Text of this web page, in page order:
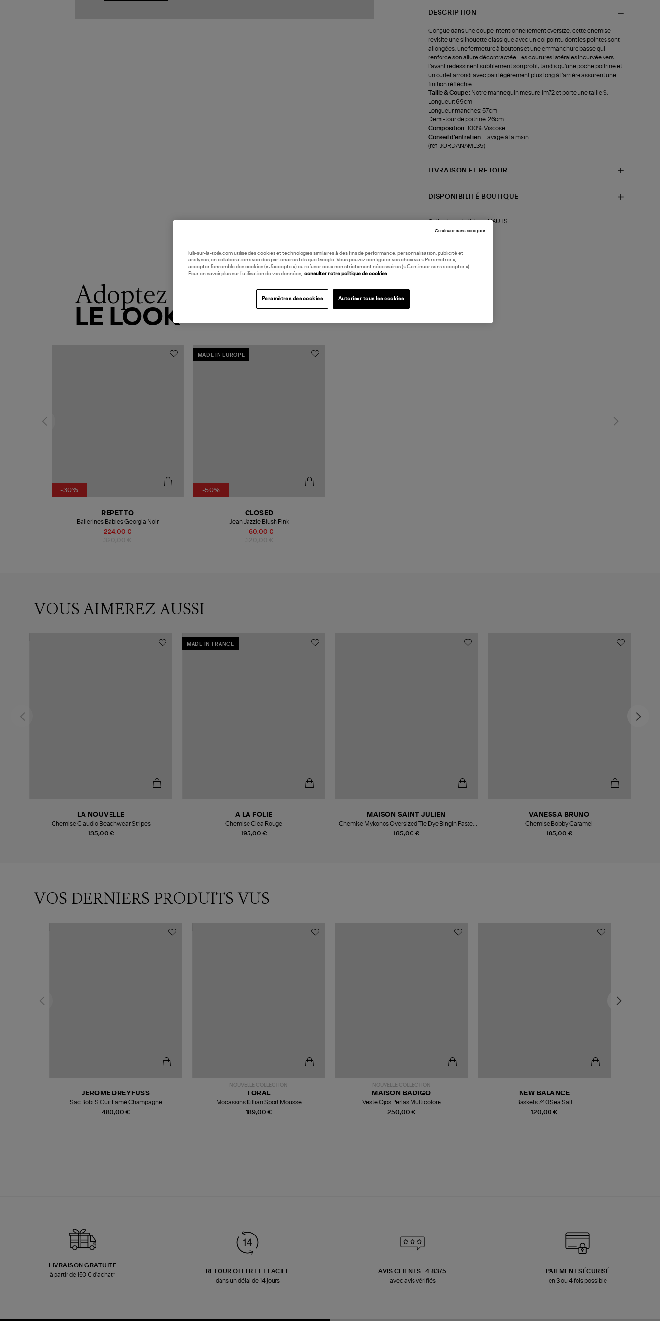
DESCRIPTION
Conçue dans une coupe intentionnellement oversize, cette chemise
revisite une silhouette classique avec un col pointu dont les pointes sont
allongées, une fermeture à boutons et une emmanchure basse qui
renforce son allure décontractée. Les coutures latérales incurvée vers
l'avant redessinent subtilement son profil, tandis qu'une poche poitrine et
un ourlet arrondi avec pan légèrement plus long à l'arrière assurent une
finition réfléchie.
Taille & Coupe : Notre mannequin mesure 1m72 et porte une taille S.
Longueur: 69cm
Longueur manches: 57cm
Demi-tour de poitrine: 26cm
Composition :100% Viscose.
Conseil d'entretien :
Lavage à la main.
(ref-JORDANAML39)
LIVRAISON ET RETOUR
DISPONIBILITÉ BOUTIQUE
Collections similaires :HAUTS
Adoptez
LE LOOK
-30%
224,00 €
REPETTO
Ballerines Babies Georgia Noir
MADE IN EUROPE
-50%
160,00 €
CLOSED
Jean Jazzie Blush Pink
VOUS AIMEREZ AUSSI
135,00 €
LA NOUVELLE
Chemise Claudio Beachwear Stripes
MADE IN FRANCE
195,00 €
A LA FOLIE
Chemise Clea Rouge
185,00 €
MAISON SAINT JULIEN
Chemise Mykonos Oversized Tie Dye Bingin Pastel
Pink
185,00 €
VANESSA BRUNO
Chemise Bobby Caramel
VOS DERNIERS PRODUITS VUS
480,00 €
JEROME DREYFUSS
Sac Bobi S Cuir Lamé Champagne
NOUVELLE COLLECTION
189,00 €
TORAL
Mocassins Killian Sport Mousse
NOUVELLE COLLECTION
250,00 €
MAISON BADIGO
Veste Ojos Perlas Multicolore
120,00 €
NEW BALANCE
Baskets 740 Sea Salt
LIVRAISON GRATUITE
à partir de 150 € d'achat*
RETOUR OFFERT ET FACILE
dans un délai de 14 jours
AVIS CLIENTS : 4.83/5
avec avis vérifiés
PAIEMENT SÉCURISÉ
en 3 ou 4 fois possible
lulli-sur-la-toile.com utilise des cookies et technologies similaires à des fins de performance, personnalisation, publicité et
analyses, en collaboration avec des partenaires tels que Google. Vous pouvez configurer vos choix via « Paramétrer »,
accepter l’ensemble des cookies (« J’accepte ») ou refuser ceux non strictement nécessaires (« Continuer sans accepter »).
Pour en savoir plus sur l’utilisation de vos données, consulter notre politique de cookies
Paramètres des cookies Autoriser tous les cookies
Continuer sans accepter